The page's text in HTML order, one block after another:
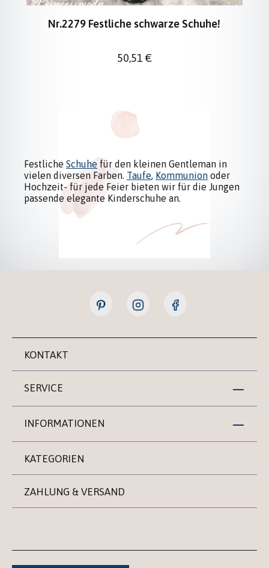
Nr.2279 Festliche schwarze Schuhe!
Regulärer Preis:
50,51 €
Festliche Schuhe für den kleinen Gentleman in
vielen diversen Farben. Taufe, Kommunion oder
Hochzeit- für jede Feier bieten wir für die Jungen
passende elegante Kinderschuhe an.
KONTAKT
SERVICE
INFORMATIONEN
KATEGORIEN
ZAHLUNG & VERSAND